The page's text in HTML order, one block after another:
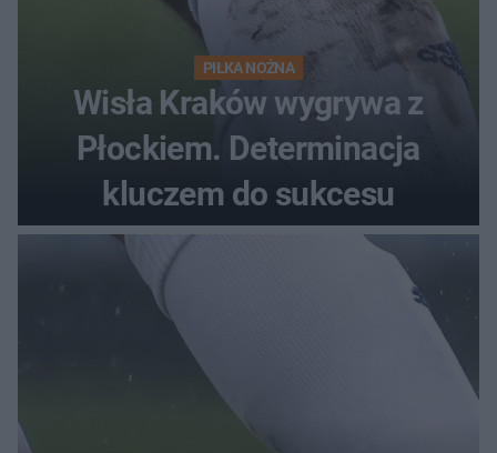
PIŁKA NOŻNA
Wisła Kraków wygrywa z
Płockiem. Determinacja
kluczem do sukcesu